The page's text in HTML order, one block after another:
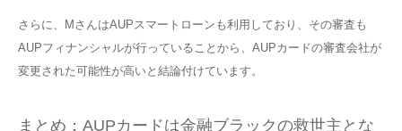
さらに、MさんはAUPスマートローンも利用しており、その審査も
AUPフィナンシャルが行っていることから、AUPカードの審査会社が
変更された可能性が高いと結論付けています。
まとめ：AUPカードは金融ブラックの救世主とな